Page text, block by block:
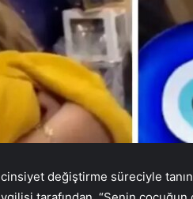
değiştirme süreciyle